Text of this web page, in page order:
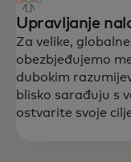
Upravljanje
Za velike,
obezbjeđujemo
dubokim
blisko sarađuju s
ostvarite svoje